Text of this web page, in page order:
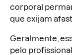
corporal
que exijam
Geralmente,
pelo